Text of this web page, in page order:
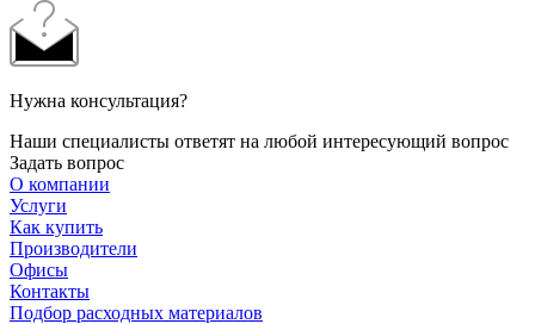
Нужна консультация?
Наши специалисты ответят на любой интересующий вопрос
Задать вопрос
О компании
Услуги
Как купить
Производители
Офисы
Контакты
Подбор расходных материалов